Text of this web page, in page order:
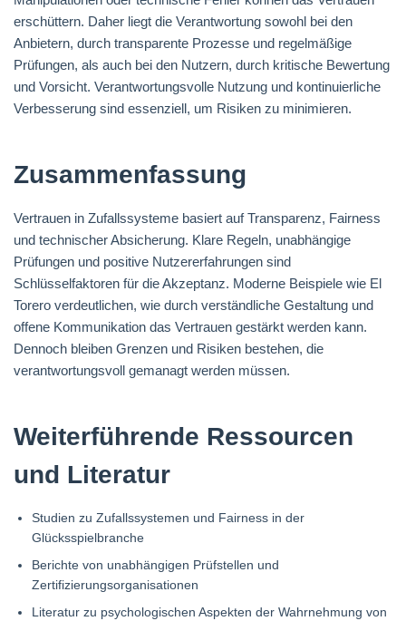
erschüttern. Daher liegt die Verantwortung sowohl bei den
Anbietern, durch transparente Prozesse und regelmäßige
Prüfungen, als auch bei den Nutzern, durch kritische Bewertung
und Vorsicht. Verantwortungsvolle Nutzung und kontinuierliche
Verbesserung sind essenziell, um Risiken zu minimieren.
Zusammenfassung
Vertrauen in Zufallssysteme basiert auf Transparenz, Fairness
und technischer Absicherung. Klare Regeln, unabhängige
Prüfungen und positive Nutzererfahrungen sind
Schlüsselfaktoren für die Akzeptanz. Moderne Beispiele wie El
Torero verdeutlichen, wie durch verständliche Gestaltung und
offene Kommunikation das Vertrauen gestärkt werden kann.
Dennoch bleiben Grenzen und Risiken bestehen, die
verantwortungsvoll gemanagt werden müssen.
Weiterführende Ressourcen
und Literatur
Studien zu Zufallssystemen und Fairness in der
Glücksspielbranche
Berichte von unabhängigen Prüfstellen und
Zertifizierungsorganisationen
Literatur zu psychologischen Aspekten der Wahrnehmung von